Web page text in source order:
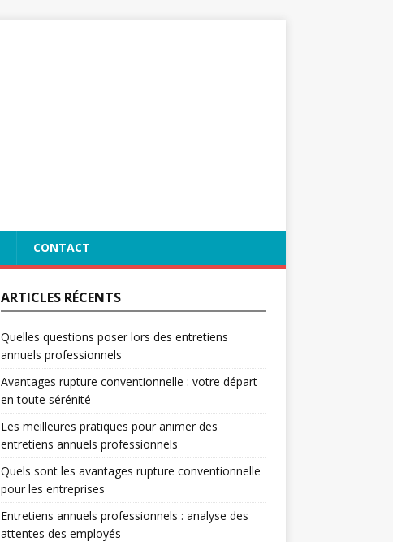
CONTACT
ARTICLES RÉCENTS
Quelles questions poser lors des entretiens
annuels professionnels
Avantages rupture conventionnelle : votre départ
en toute sérénité
Les meilleures pratiques pour animer des
entretiens annuels professionnels
Quels sont les avantages rupture conventionnelle
pour les entreprises
Entretiens annuels professionnels : analyse des
attentes des employés